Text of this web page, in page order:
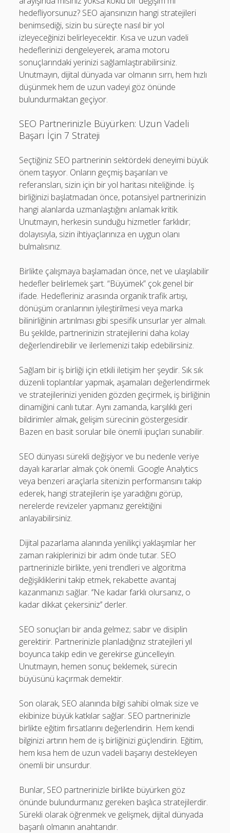
hedefliyorsunuz? SEO ajansınızın hangi stratejileri
benimsediği, sizin bu süreçte nasıl bir yol
izleyeceğinizi belirleyecektir. Kısa ve uzun vadeli
hedeflerinizi dengeleyerek, arama motoru
sonuçlarındaki yerinizi sağlamlaştırabilirsiniz.
Unutmayın, dijital dünyada var olmanın sırrı, hem hızlı
düşünmek hem de uzun vadeyi göz önünde
bulundurmaktan geçiyor.
SEO Partnerinizle Büyürken: Uzun Vadeli
Başarı İçin 7 Strateji
Seçtiğiniz SEO partnerinin sektördeki deneyimi büyük
önem taşıyor. Onların geçmiş başarıları ve
referansları, sizin için bir yol haritası niteliğinde. İş
birliğinizi başlatmadan önce, potansiyel partnerinizin
hangi alanlarda uzmanlaştığını anlamak kritik.
Unutmayın, herkesin sunduğu hizmetler farklıdır;
dolayısıyla, sizin ihtiyaçlarınıza en uygun olanı
bulmalısınız.
Birlikte çalışmaya başlamadan önce, net ve ulaşılabilir
hedefler belirlemek şart. “Büyümek” çok genel bir
ifade. Hedefleriniz arasında organik trafik artışı,
dönüşüm oranlarının iyileştirilmesi veya marka
bilinirliğinin artırılması gibi spesifik unsurlar yer almalı.
Bu şekilde, partnerinizin stratejilerini daha kolay
değerlendirebilir ve ilerlemenizi takip edebilirsiniz.
Sağlam bir iş birliği için etkili iletişim her şeydir. Sık sık
düzenli toplantılar yapmak, aşamaları değerlendirmek
ve stratejilerinizi yeniden gözden geçirmek, iş birliğinin
dinamiğini canlı tutar. Aynı zamanda, karşılıklı geri
bildirimler almak, gelişim sürecinin göstergesidir.
Bazen en basit sorular bile önemli ipuçları sunabilir.
SEO dünyası sürekli değişiyor ve bu nedenle veriye
dayalı kararlar almak çok önemli. Google Analytics
veya benzeri araçlarla sitenizin performansını takip
ederek, hangi stratejilerin işe yaradığını görüp,
nerelerde revizeler yapmanız gerektiğini
anlayabilirsiniz.
Dijital pazarlama alanında yenilikçi yaklaşımlar her
zaman rakiplerinizi bir adım önde tutar. SEO
partnerinizle birlikte, yeni trendleri ve algoritma
değişikliklerini takip etmek, rekabette avantaj
kazanmanızı sağlar. ‘’Ne kadar farklı olursanız, o
kadar dikkat çekersiniz’’ derler.
SEO sonuçları bir anda gelmez; sabır ve disiplin
gerektirir. Partnerinizle planladığınız stratejileri yıl
boyunca takip edin ve gerekirse güncelleyin.
Unutmayın, hemen sonuç beklemek, sürecin
büyüsünü kaçırmak demektir.
Son olarak, SEO alanında bilgi sahibi olmak size ve
ekibinize büyük katkılar sağlar. SEO partnerinizle
birlikte eğitim fırsatlarını değerlendirin. Hem kendi
bilginizi artırın hem de iş birliğinizi güçlendirin. Eğitim,
hem kısa hem de uzun vadeli başarıyı destekleyen
önemli bir unsurdur.
Bunlar, SEO partnerinizle birlikte büyürken göz
önünde bulundurmanız gereken başlıca stratejilerdir.
Sürekli olarak öğrenmek ve gelişmek, dijital dünyada
başarılı olmanın anahtarıdır.